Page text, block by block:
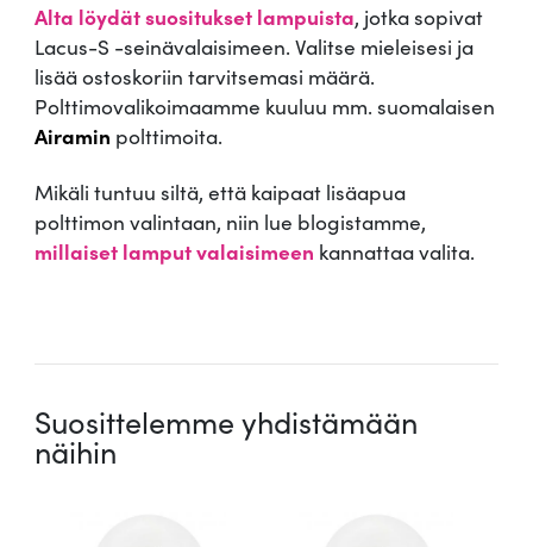
Alta löydät suositukset lampuista, jotka sopivat
Lacus-S -seinävalaisimeen. Valitse mieleisesi ja
lisää ostoskoriin tarvitsemasi määrä.
Polttimovalikoimaamme kuuluu mm. suomalaisen
Airamin polttimoita.
Mikäli tuntuu siltä, että kaipaat lisäapua
polttimon valintaan, niin lue blogistamme,
millaiset lamput valaisimeen kannattaa valita.
Suosittelemme yhdistämään
näihin